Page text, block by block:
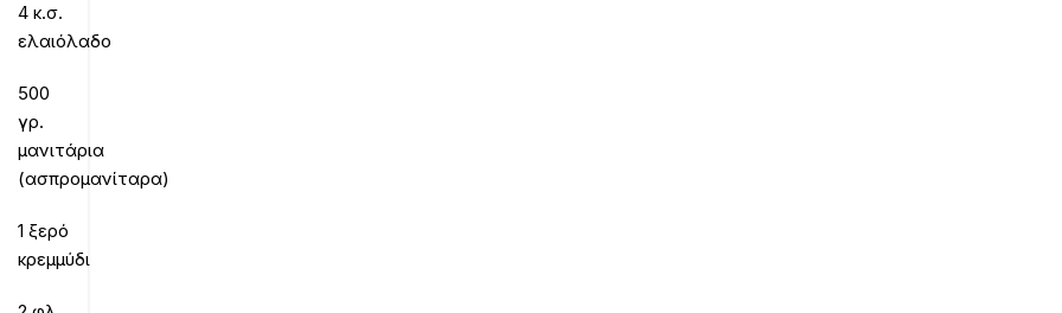
4 κ.σ.
ελαιόλαδο
500
γρ.
μανιτάρια
(ασπρομανίταρα)
1 ξερό
κρεμμύδι